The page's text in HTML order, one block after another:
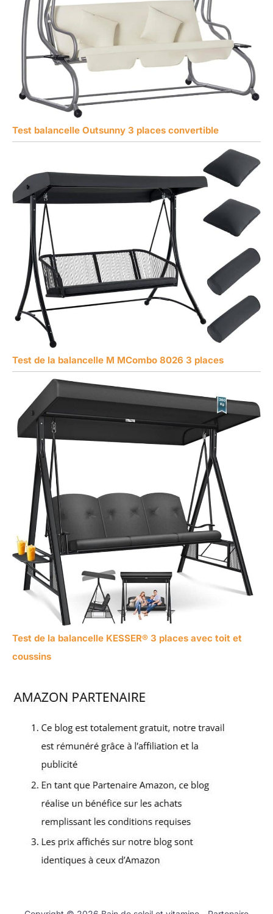
Test balancelle Outsunny 3 places convertible
Test de la balancelle M MCombo 8026 3 places
Test de la balancelle KESSER® 3 places avec toit et
coussins